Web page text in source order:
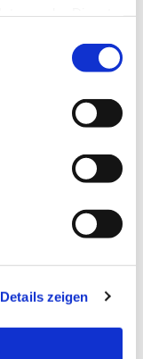
Details zeigen